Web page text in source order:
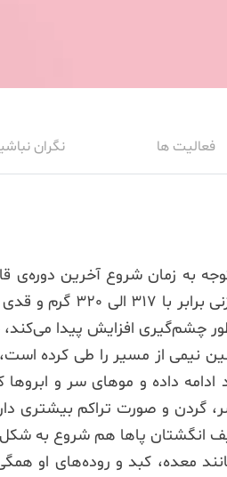
فعالیت ها نگران
با توجه به زمان شروع آخرین
چشم‌گیری افزایش پیدا
نیمی از مسیر را طی کرده
داده و موهای سر و ابروها
گردن و صورت تراکم
انگشتان پاها هم شروع به
معده، کبد و روده‌های او